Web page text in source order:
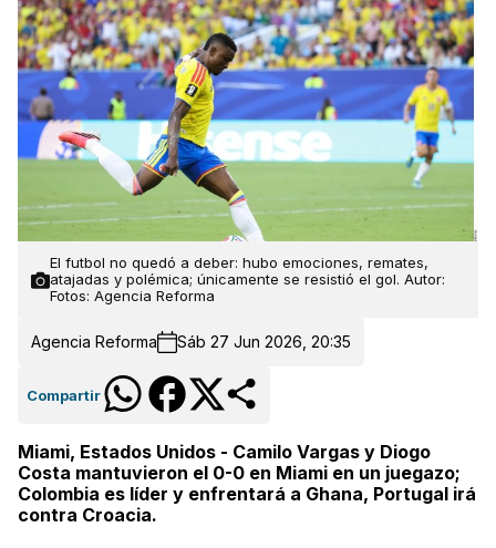
El futbol no quedó a deber: hubo emociones, remates,
atajadas y polémica; únicamente se resistió el gol. Autor:
Fotos: Agencia Reforma
Agencia Reforma Sáb 27 Jun 2026, 20:35
Compartir
Miami, Estados Unidos - Camilo Vargas y Diogo
Costa mantuvieron el 0-0 en Miami en un juegazo;
Colombia es líder y enfrentará a Ghana, Portugal irá
contra Croacia.